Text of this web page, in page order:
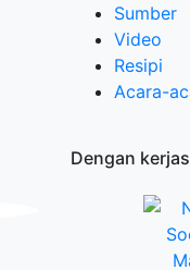
Sumber
Video
Resipi
Acara-
Dengan